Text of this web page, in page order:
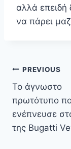
αλλά επειδή
να πάρει
Πλοήγηση
άρθρων
PREVIOUS
Το άγνωστο
πρωτότυπο
ενέπνευσε
της Bugatti